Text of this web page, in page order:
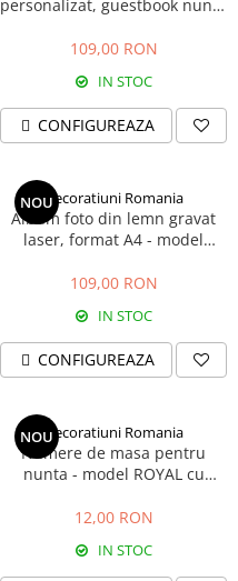
personalizat, guestbook nunta
109,00 RON
IN STOC
CONFIGUREAZA
NOUDecoratiuni Romania
Album foto din lemn gravat
laser, format A4 - model
109,00 RON
IN STOC
CONFIGUREAZA
NOUDecoratiuni Romania
Numere de masa pentru
nunta - model ROYAL cu
12,00 RON
IN STOC